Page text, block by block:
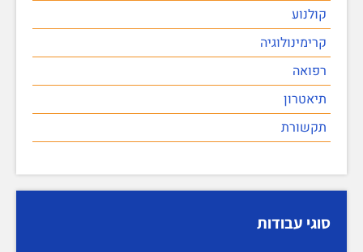
קולנוע
קרימינולוגיה
רפואה
תיאטרון
תקשורת
סוגי עבודות